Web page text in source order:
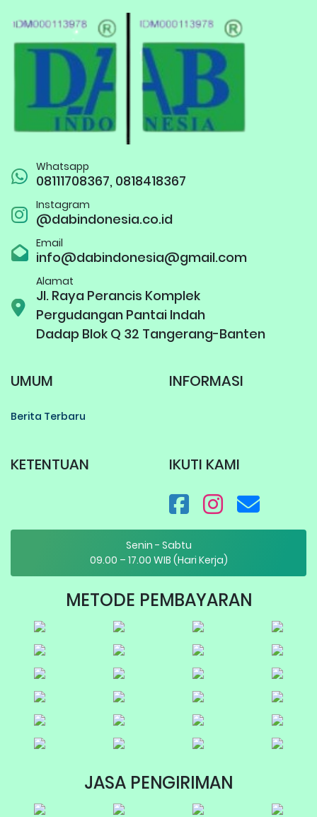
Whatsapp
08111708367, 0818418367
Instagram
@dabindonesia.co.id
Email
info@dabindonesia@gmail.com
Alamat
Jl. Raya Perancis Komplek
Pergudangan Pantai Indah
Dadap Blok Q 32 Tangerang-Banten
UMUM
Berita Terbaru
INFORMASI
KETENTUAN IKUTI KAMI
Senin - Sabtu
09.00 – 17.00 WIB (Hari Kerja)
METODE PEMBAYARAN
JASA PENGIRIMAN